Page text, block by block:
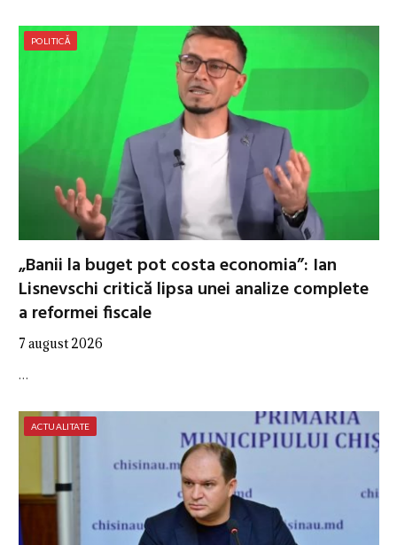
POLITICĂ
„Banii la buget pot costa economia”: Ian
Lisnevschi critică lipsa unei analize complete
a reformei fiscale
7 august 2026
…
ACTUALITATE